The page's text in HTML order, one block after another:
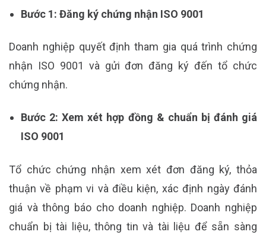
Bước 1: Đăng ký chứng nhận ISO 9001
Doanh nghiệp quyết định tham gia quá trình chứng
nhận ISO 9001 và gửi đơn đăng ký đến tổ chức
chứng nhận.
Bước 2: Xem xét hợp đồng & chuẩn bị đánh giá
ISO 9001
Tổ chức chứng nhận xem xét đơn đăng ký, thỏa
thuận về phạm vi và điều kiện, xác định ngày đánh
giá và thông báo cho doanh nghiệp. Doanh nghiệp
chuẩn bị tài liệu, thông tin và tài liệu để sẵn sàng